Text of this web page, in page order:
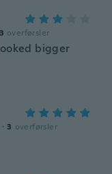
3 overførsler
bigger
· 3 overførsler